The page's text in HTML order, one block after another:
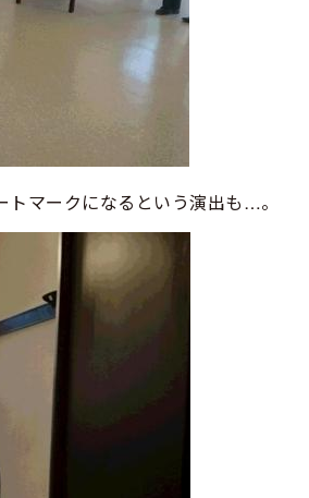
マークになるという演出も…。